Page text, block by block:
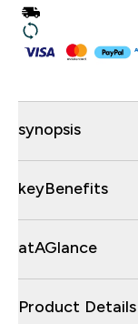
synopsis
keyBenefits
atAGlance
Product Details